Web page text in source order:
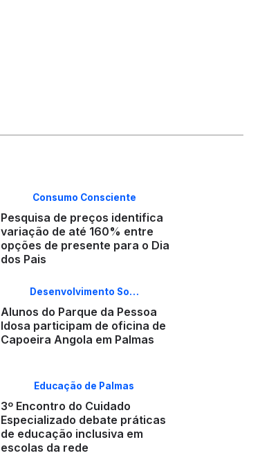
Consumo Consciente
Pesquisa de preços identifica
variação de até 160% entre
opções de presente para o Dia
dos Pais
Desenvolvimento So…
Alunos do Parque da Pessoa
Idosa participam de oficina de
Capoeira Angola em Palmas
Educação de Palmas
3º Encontro do Cuidado
Especializado debate práticas
de educação inclusiva em
escolas da rede